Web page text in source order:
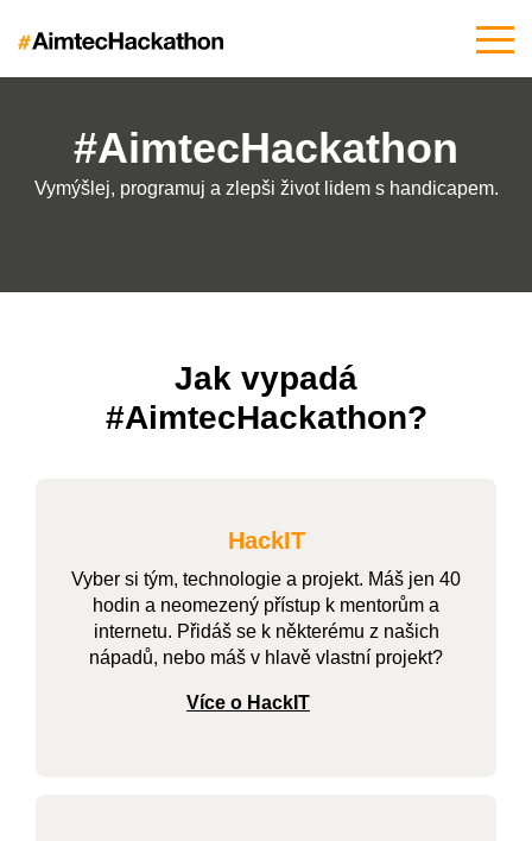
#AimtecHackathon
Vymýšlej, programuj a zlepši život lidem s handicapem.
Jak vypadá
#AimtecHackathon?
HackIT
Vyber si tým, technologie a projekt. Máš jen 40
hodin a neomezený přístup k mentorům a
internetu. Přidáš se k některému z našich
nápadů, nebo máš v hlavě vlastní projekt?
Více o HackIT